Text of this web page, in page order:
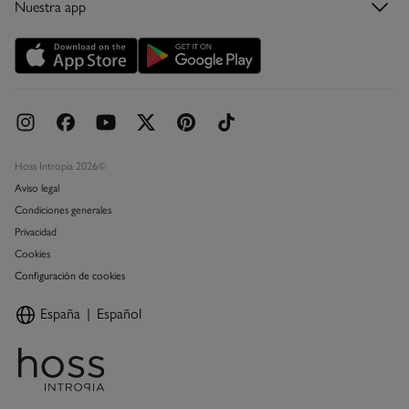
Tarjeta abono
Concursos y sorteos
Nuestra app
Hoss Intropia 2026©
Aviso legal
Condiciones generales
Privacidad
Cookies
Configuración de cookies
España Español